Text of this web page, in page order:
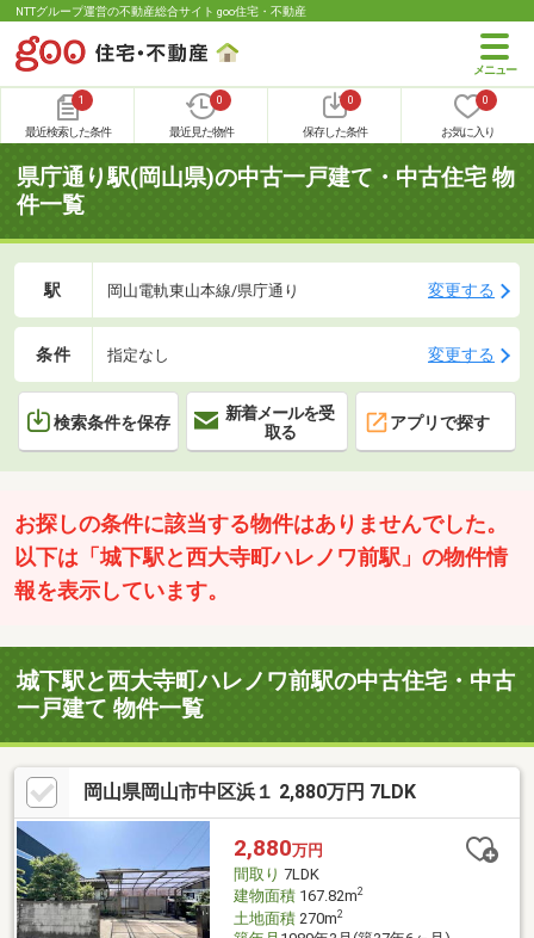
NTTグループ運営の不動産総合サイト goo住宅・不動産
1
最近検索した条件
0
最近見た物件
0
保存した条件
0
お気に入り
県庁通り駅(岡山県)の中古一戸建て・中古住宅 物
件一覧
駅 岡山電軌東山本線/県庁通り 変更する
条件 指定なし 変更する
検索条件を保存
新着メールを受
取る
アプリで探す
お探しの条件に該当する物件はありませんでした。
以下は「城下駅と西大寺町ハレノワ前駅」の物件情
報を表示しています。
城下駅と西大寺町ハレノワ前駅の中古住宅・中古
一戸建て 物件一覧
岡山県岡山市中区浜１ 2,880万円 7LDK
2,880万円
間取り 7LDK
建物面積167.82m2
土地面積270m2